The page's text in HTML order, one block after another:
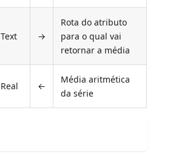
Text →
Rota do atributo
para o qual vai
retornar a média
Real ←
Média aritmética
da série